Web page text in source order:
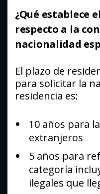
¿Qué establece
respecto a la
nacionalidad
El plazo de
para solicitar la
residencia es:
10 años para
extranjeros
5 años para
categoría
ilegales que